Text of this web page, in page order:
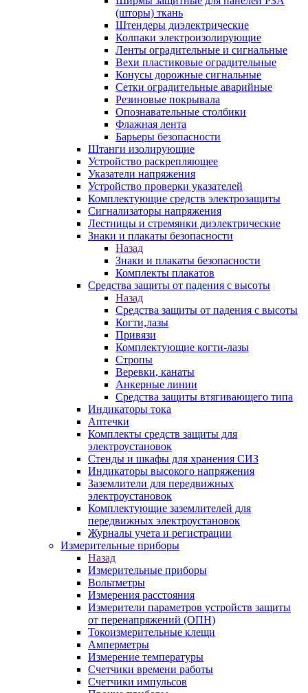
(шторы) ткань
Штендеры диэлектрические
Колпаки электроизолирующие
Ленты оградительные и сигнальные
Вехи пластиковые оградительные
Конусы дорожные сигнальные
Сетки оградительные аварийные
Резиновые покрывала
Опознавательные столбики
Флажная лента
Барьеры безопасности
Штанги изолирующие
Устройство раскрепляющее
Указатели напряжения
Устройство проверки указателей
Комплектующие средств электрозащиты
Сигнализаторы напряжения
Лестницы и стремянки диэлектрические
Знаки и плакаты безопасности
Назад
Знаки и плакаты безопасности
Комплекты плакатов
Средства защиты от падения с высоты
Назад
Средства защиты от падения с высоты
Когти,лазы
Привязи
Комплектующие когти-лазы
Стропы
Веревки, канаты
Анкерные линии
Средства защиты втягивающего типа
Индикаторы тока
Аптечки
Комплекты средств защиты для
электроустановок
Стенды и шкафы для хранения СИЗ
Индикаторы высокого напряжения
Заземлители для передвижных
электроустановок
Комплектующие заземлителей для
передвижных электроустановок
Журналы учета и регистрации
Измерительные приборы
Назад
Измерительные приборы
Вольтметры
Измерения расстояния
Измерители параметров устройств защиты
от перенапряжений (ОПН)
Токоизмерительные клещи
Амперметры
Измерение температуры
Счетчики времени работы
Счетчики импульсов